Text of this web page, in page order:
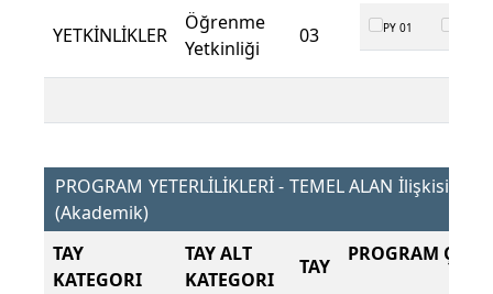
YETKİNLİKLER
Öğrenme
Yetkinliği
03 PY 01
PROGRAM YETERLİLİKLERİ - TEMEL ALAN İlişkisi
(Akademik)
TAY
KATEGORI
TAY ALT
KATEGORI
TAY
PROGRAM